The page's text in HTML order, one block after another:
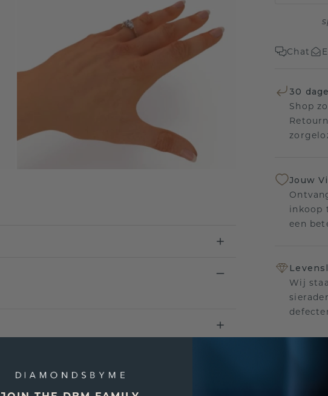
Chat
30
Shop
Jouw
inkoop
een
Wij